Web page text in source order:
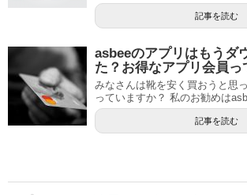
記事を読む
asbeeのアプリはもうダ
た？お得なアプリ会員っ
みなさんは靴を安く買おうと思
っていますか？ 私のお勧めは
記事を読む